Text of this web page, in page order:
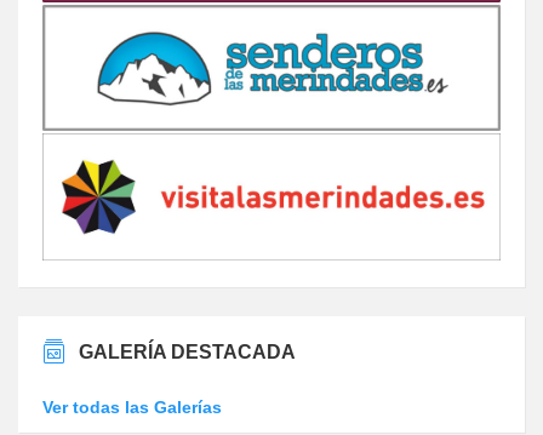
GALERÍA DESTACADA
Ver todas las Galerías